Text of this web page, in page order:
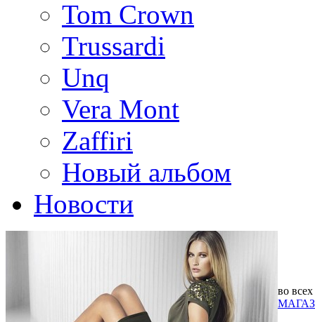
Tom Crown
Trussardi
Unq
Vera Mont
Zaffiri
Новый альбом
Новости
во всех